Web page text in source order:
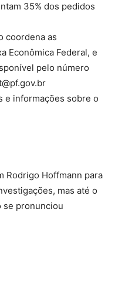
35% dos pedidos
coordena as
Econômica Federal, e
pelo número
e informações sobre o
Rodrigo Hoffmann para
mas até o
se pronunciou